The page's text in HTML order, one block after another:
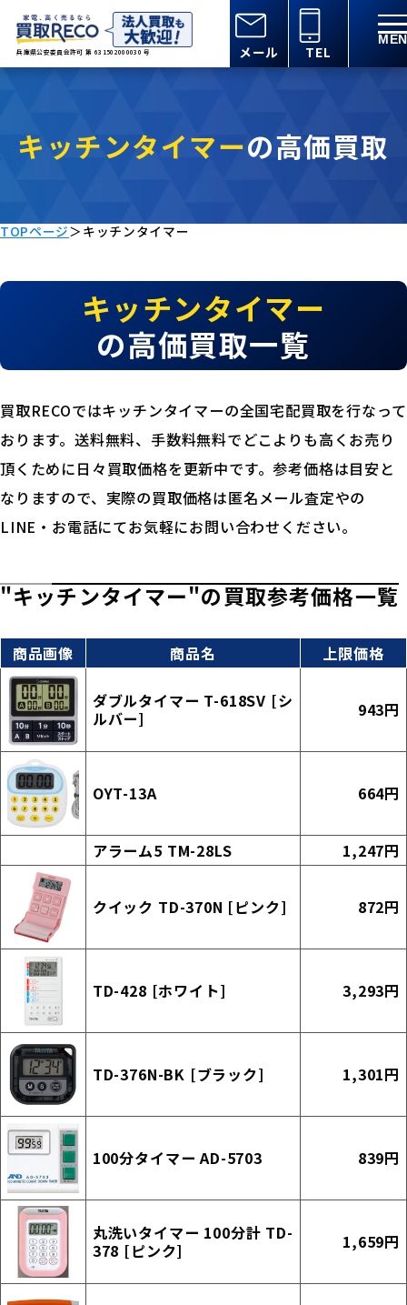
兵庫県公安委員会許可 第 631502000030 号 メール TEL
キッチンタイマーの高価買取
TOPページ＞ キッチンタイマー
キッチンタイマー
の高価買取一覧
買取RECOではキッチンタイマーの全国宅配買取を行なって
おります。送料無料、手数料無料でどこよりも高くお売り
頂くために日々買取価格を更新中です。参考価格は目安と
なりますので、実際の買取価格は匿名メール査定やの
LINE・お電話にてお気軽にお問い合わせください。
"キッチンタイマー"の買取参考価格一覧
商品画像 商品名 上限価格
ダブルタイマー T-618SV [シ
ルバー]
943円
OYT-13A 664円
アラーム5 TM-28LS 1,247円
クイック TD-370N [ピンク] 872円
TD-428 [ホワイト] 3,293円
TD-376N-BK [ブラック] 1,301円
100分タイマー AD-5703 839円
丸洗いタイマー 100分計 TD-
378 [ピンク]
1,659円